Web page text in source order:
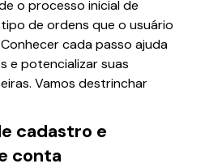
o processo inicial de
de ordens que o usuário
cada passo ajuda
e potencializar suas
Vamos destrinchar
cadastro e
conta